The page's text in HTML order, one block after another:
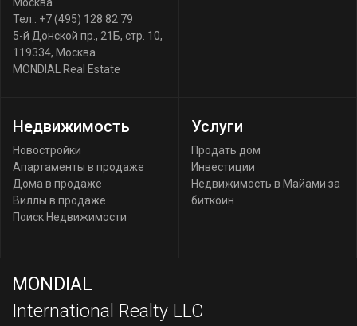
Тел.: +7 (495) 128 82 79
5-й Донской пр., 21Б, стр. 10,
119334, Москва
MONDIAL Real Estate
Недвижимость
Новостройки
Апартаменты в продаже
Дома в продаже
Виллы в продаже
Поиск Недвижимости
Услуги
Продать дом
Инвестиции
Недвижимость в Майами за
биткоин
MONDIAL
International Realty LLC